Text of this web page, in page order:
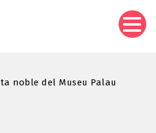
noble del Museu Palau